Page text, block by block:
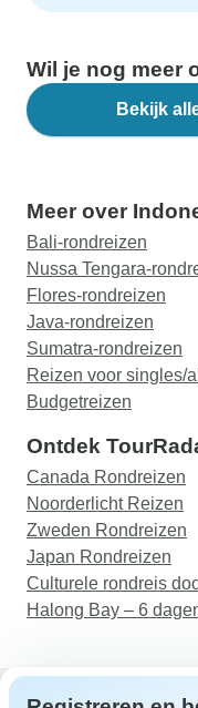
Wil je nog meer
Bekijk
Meer over
Bali-rondreizen
Nussa Tengara-
Flores-rondreizen
Java-rondreizen
Sumatra-rondreizen
Reizen voor singles/
Budgetreizen
Ontdek
Canada Rondreizen
Noorderlicht Reizen
Zweden Rondreizen
Japan Rondreizen
Culturele rondreis
Halong Bay – 6